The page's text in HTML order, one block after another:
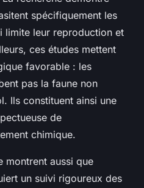
spécifiquement les
limite leur reproduction et
ces études mettent
favorable : les
pas la faune non
Ils constituent ainsi une
de
chimique.
montrent aussi que
un suivi rigoureux des